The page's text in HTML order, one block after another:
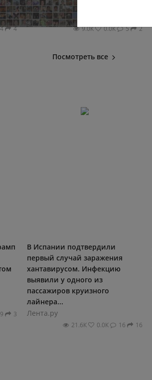
4 4
бригады морской... (видео)
ТАСС
9.0К 0.0К 5 2
Посмотреть все
3
В Испании подтвердили
первый случай заражения
хантавирусом. Инфекцию
выявили у одного из
пассажиров круизного
лайнера...
Лента.ру
21.6К 0.0К 16 16